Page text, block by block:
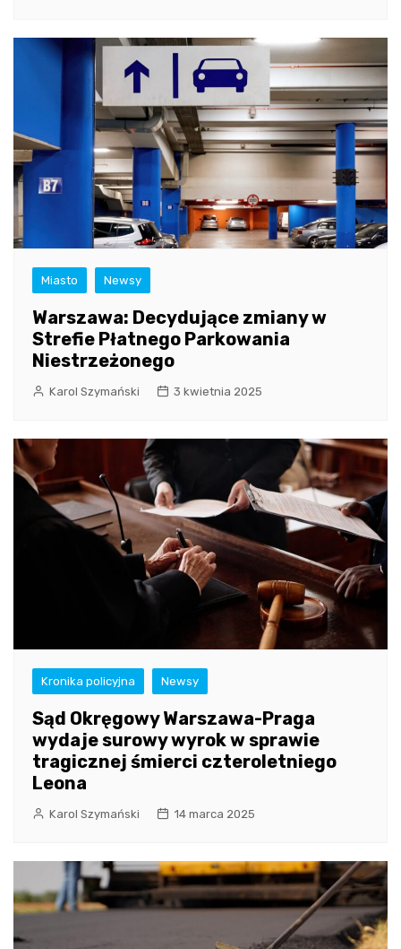
Miasto Newsy
Warszawa: Decydujące zmiany w
Strefie Płatnego Parkowania
Niestrzeżonego
Karol Szymański 3 kwietnia 2025
Kronika policyjna Newsy
Sąd Okręgowy Warszawa-Praga
wydaje surowy wyrok w sprawie
tragicznej śmierci czteroletniego
Leona
Karol Szymański 14 marca 2025